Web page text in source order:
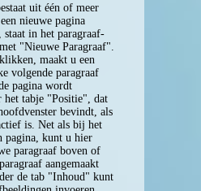
uit één of meer
nieuwe pagina
staat in het paragraaf-
"Nieuwe Paragraaf".
maakt u een
volgende paragraaf
pagina wordt
het tabje "Positie", dat
bevindt, als
is. Net als bij het
pagina, kunt u hier
paragraaf boven of
aangemaakt
de tab "Inhoud" kunt